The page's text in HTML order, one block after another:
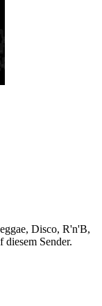
Disco, R'n'B,
Sender.